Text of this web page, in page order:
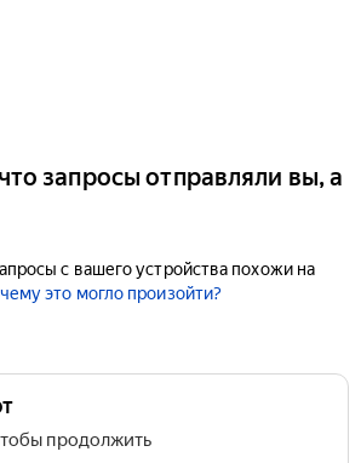
запросы отправляли вы, а
с вашего устройства похожи на
это могло произойти?
продолжить